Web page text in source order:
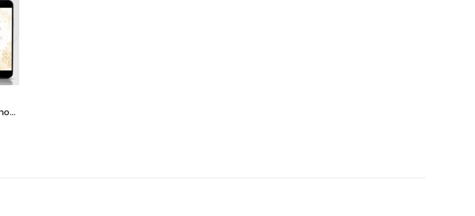
Invitatie online nunta model floral auriu, tip video